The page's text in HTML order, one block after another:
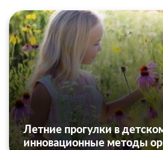
Летние прогулки в
инновационные методы